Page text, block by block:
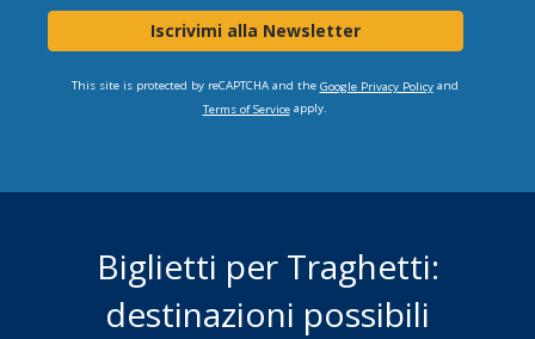
Iscrivimi alla Newsletter
This site is protected by reCAPTCHA and the Google Privacy Policyand
Terms of Serviceapply.
Biglietti per Traghetti:
destinazioni possibili